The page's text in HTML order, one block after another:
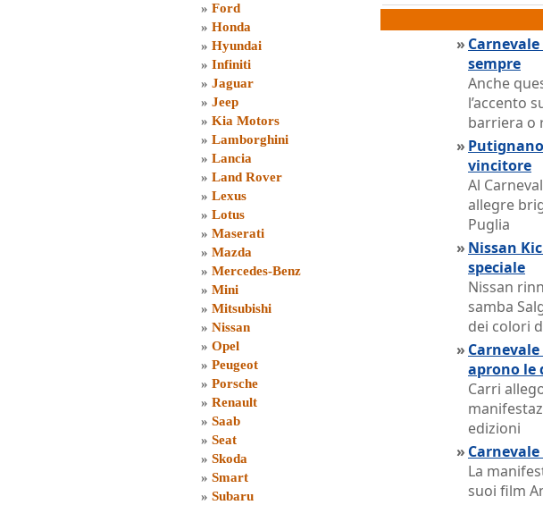
» Ford
» Honda
» Hyundai
» Infiniti
» Jaguar
» Jeep
» Kia Motors
» Lamborghini
» Lancia
» Land Rover
» Lexus
» Lotus
» Maserati
» Mazda
» Mercedes-Benz
» Mini
» Mitsubishi
» Nissan
» Opel
» Peugeot
» Porsche
» Renault
» Saab
» Seat
» Skoda
» Smart
» Subaru
»
sempre
Anche
l’accento
barriera o
»
vincitore
Al
allegre
Puglia
» Nissan
speciale
Nissan
samba
dei colori
»
aprono le
Carri
edizioni
»
La
suoi film